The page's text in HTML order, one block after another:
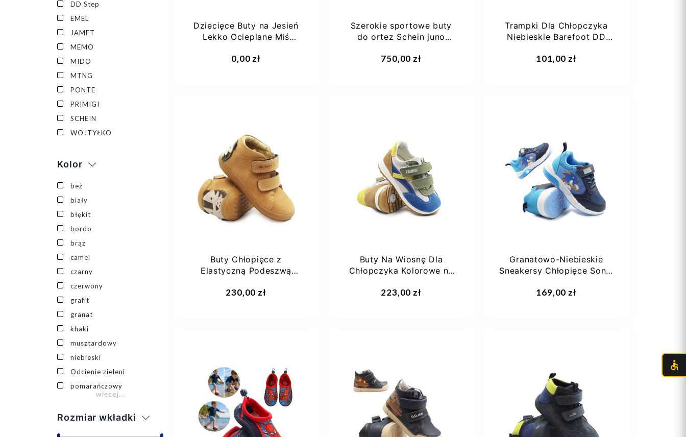
DD Step
EMEL
JAMET
MEMO
MIDO
MTNG
PONTE
PRIMIGI
SCHEIN
WOJTYŁKO
Kolor
beż
biały
błękit
bordo
brąz
camel
czarny
czerwony
grafit
granat
khaki
musztardowy
niebieski
Odcienie zieleni
pomarańczowy
więcej...
Rozmiar wkładki
Dziecięce Buty na Jesień
Lekko Ocieplane Miś
0,00 zł
22 23
25
Szerokie sportowe buty
do ortez Schein juno
750,00 zł
29 34
Trampki Dla Chłopczyka
Niebieskie Barefoot DD
101,00 zł
23 25
Buty Chłopięce z
Elastyczną Podeszwą
230,00 zł
26 27 29
Buty Na Wiosnę Dla
Chłopczyka Kolorowe na
223,00 zł
23 25
27
Granatowo-Niebieskie
Sneakersy Chłopięce Sonic
169,00 zł
26 27
29
+4